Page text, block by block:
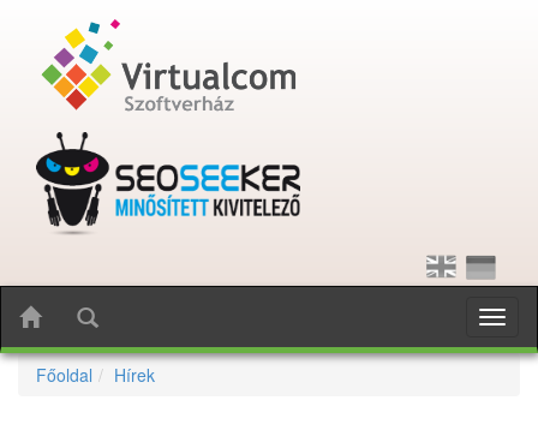
Főoldal
Hírek